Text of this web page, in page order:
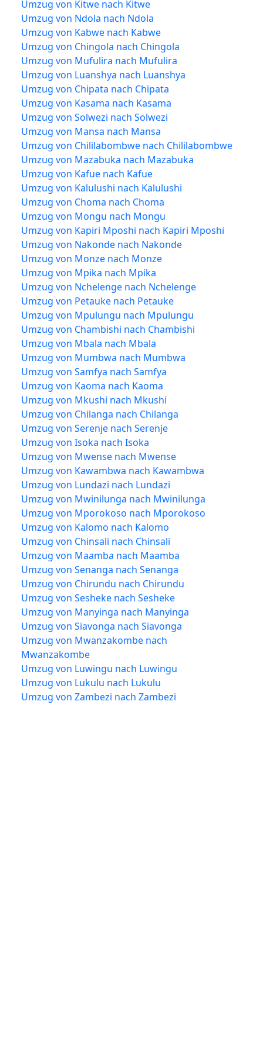
Umzug von Kitwe nach Kitwe
Umzug von Ndola nach Ndola
Umzug von Kabwe nach Kabwe
Umzug von Chingola nach Chingola
Umzug von Mufulira nach Mufulira
Umzug von Luanshya nach Luanshya
Umzug von Chipata nach Chipata
Umzug von Kasama nach Kasama
Umzug von Solwezi nach Solwezi
Umzug von Mansa nach Mansa
Umzug von Chililabombwe nach Chililabombwe
Umzug von Mazabuka nach Mazabuka
Umzug von Kafue nach Kafue
Umzug von Kalulushi nach Kalulushi
Umzug von Choma nach Choma
Umzug von Mongu nach Mongu
Umzug von Kapiri Mposhi nach Kapiri Mposhi
Umzug von Nakonde nach Nakonde
Umzug von Monze nach Monze
Umzug von Mpika nach Mpika
Umzug von Nchelenge nach Nchelenge
Umzug von Petauke nach Petauke
Umzug von Mpulungu nach Mpulungu
Umzug von Chambishi nach Chambishi
Umzug von Mbala nach Mbala
Umzug von Mumbwa nach Mumbwa
Umzug von Samfya nach Samfya
Umzug von Kaoma nach Kaoma
Umzug von Mkushi nach Mkushi
Umzug von Chilanga nach Chilanga
Umzug von Serenje nach Serenje
Umzug von Isoka nach Isoka
Umzug von Mwense nach Mwense
Umzug von Kawambwa nach Kawambwa
Umzug von Lundazi nach Lundazi
Umzug von Mwinilunga nach Mwinilunga
Umzug von Mporokoso nach Mporokoso
Umzug von Kalomo nach Kalomo
Umzug von Chinsali nach Chinsali
Umzug von Maamba nach Maamba
Umzug von Senanga nach Senanga
Umzug von Chirundu nach Chirundu
Umzug von Sesheke nach Sesheke
Umzug von Manyinga nach Manyinga
Umzug von Siavonga nach Siavonga
Umzug von Mwanzakombe nach
Mwanzakombe
Umzug von Luwingu nach Luwingu
Umzug von Lukulu nach Lukulu
Umzug von Zambezi nach Zambezi